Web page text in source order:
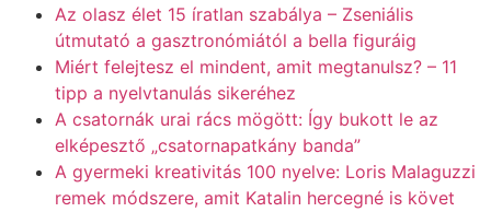
Az olasz élet 15 íratlan szabálya – Zseniális
útmutató a gasztronómiától a bella figuráig
Miért felejtesz el mindent, amit megtanulsz? – 11
tipp a nyelvtanulás sikeréhez
A csatornák urai rács mögött: Így bukott le az
elképesztő „csatornapatkány banda”
A gyermeki kreativitás 100 nyelve: Loris Malaguzzi
remek módszere, amit Katalin hercegné is követ